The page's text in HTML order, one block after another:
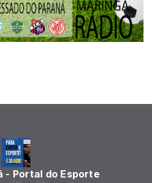
- Portal do Esporte